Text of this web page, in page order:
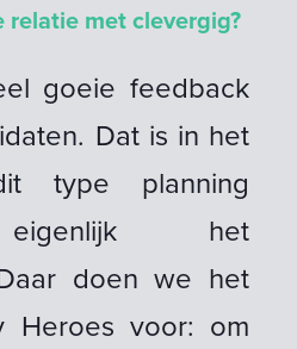
met clevergig?
goeie feedback
Dat is in het
type planning
het
doen we het
Heroes voor: om